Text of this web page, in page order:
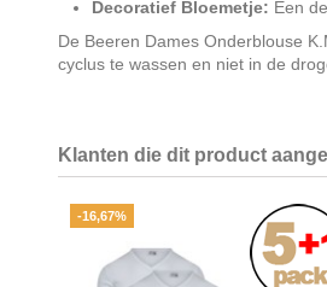
Decoratief Bloemetje: Een
De Beeren Dames Onderblouse
cyclus te wassen en niet in de
Klanten die dit product
-16,67%